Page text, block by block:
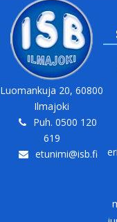
Luomankuja 20, 60800
Ilmajoki
Puh. 0500 120
619
etunimi@isb.fi